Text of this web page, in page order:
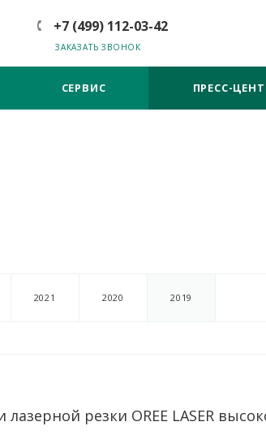
+7 (499) 112-03-42
ЗАКАЗАТЬ ЗВОНОК
СЕРВИС ПРЕСС-
2021 2020 2019
резки OREE LASER